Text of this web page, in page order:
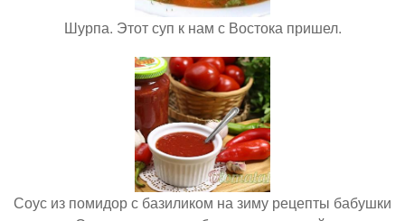
Шурпа. Этот суп к нам с Востока пришел.
Соус из помидор с базиликом на зиму рецепты бабушки